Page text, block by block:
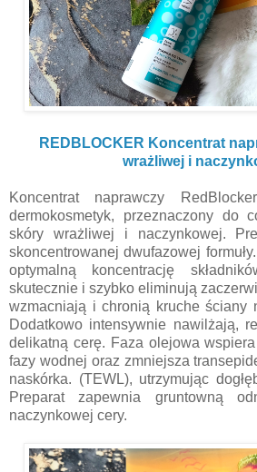
REDBLOCKER Koncentrat
wrażliwej i
Koncentrat naprawczy
dermokosmetyk, przeznaczony do
skóry wrażliwej i naczynkowej.
skoncentrowanej dwufazowej
optymalną koncentrację
skutecznie i szybko eliminują
wzmacniają i chronią kruche ściany
Dodatkowo intensywnie nawilżają,
delikatną cerę. Faza olejowa wspiera
fazy wodnej oraz zmniejsza
naskórka. (TEWL), utrzymując
Preparat zapewnia gruntowną
naczynkowej cery.